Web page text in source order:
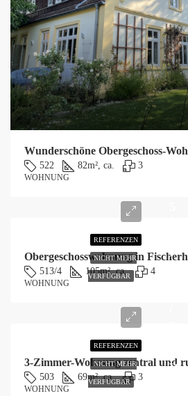
522 82m², ca. 3
WOHNUNG
REFERENZEN
NICHT MEHR
VERFÜGBAR
513/4 105m², ca. 4
WOHNUNG
REFERENZEN
NICHT MEHR
VERFÜGBAR
503 69m², ca. 3
WOHNUNG
W